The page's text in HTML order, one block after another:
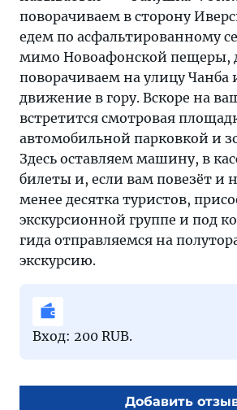
поворачиваем в сторону
едем по асфальтированному
мимо Новоафонской пещеры,
поворачиваем на улицу
движение в гору. Вскоре на
встретится смотровая
автомобильной парковкой и
Здесь оставляем машину, в
билеты и, если вам повезёт и
менее десятка туристов,
экскурсионной группе и под
гида отправляемся на
экскурсию.
Вход: 200 RUB.
Добавить